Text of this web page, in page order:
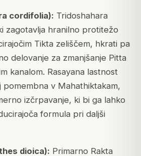
cordifolia): Tridoshahara
zagotavlja hranilno protitežo
Tikta zeliščem, hkrati pa
delovanje za zmanjšanje Pitta
kanalom. Rasayana lastnost
pomembna v Mahathiktakam,
izčrpavanje, ki bi ga lahko
formula pri daljši
dioica): Primarno Rakta